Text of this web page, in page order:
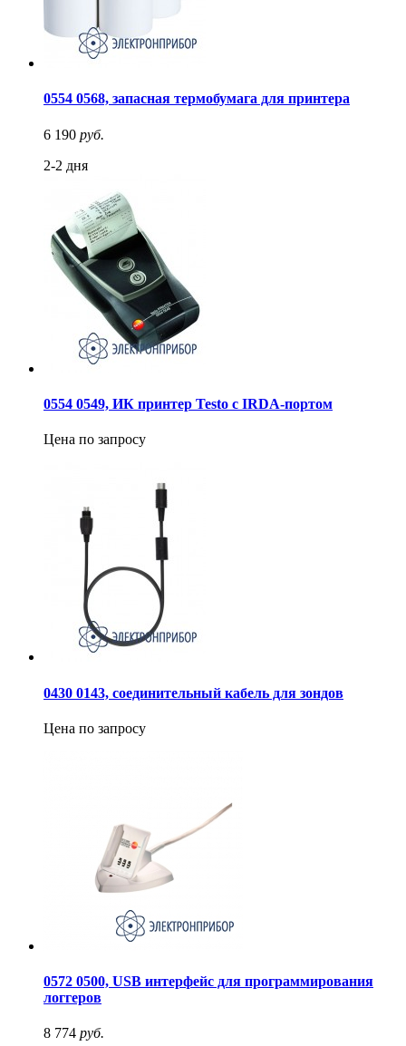
0554 0568, запасная термобумага для принтера
6 190 руб.
2-2 дня
0554 0549, ИК принтер Testo с IRDA-портом
Цена по запросу
0430 0143, соединительный кабель для зондов
Цена по запросу
0572 0500, USB интерфейс для программирования
логгеров
8 774 руб.